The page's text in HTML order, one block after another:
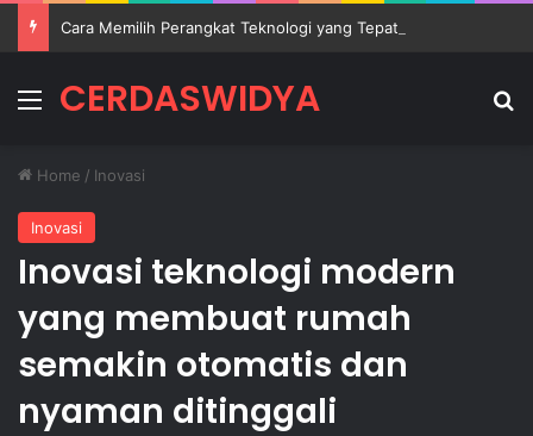
MenuCERDASWIDYA
Home / Inovasi
Inovasi
Inovasi teknologi modern
yang membuat rumah
semakin otomatis dan
nyaman ditinggali